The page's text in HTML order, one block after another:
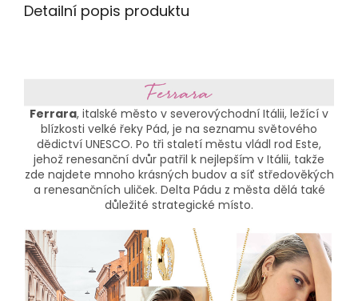
Detailní popis produktu
Ferrara, italské město v severovýchodní Itálii, ležící v
blízkosti velké řeky Pád, je na seznamu světového
dědictví UNESCO. Po tři staletí městu vládl rod Este,
jehož renesanční dvůr patřil k nejlepším v Itálii, takže
zde najdete mnoho krásných budov a síť středověkých
a renesančních uliček. Delta Pádu z města dělá také
důležité strategické místo.